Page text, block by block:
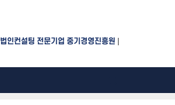
법인컨설팅 전문기업 중기경영진흥원